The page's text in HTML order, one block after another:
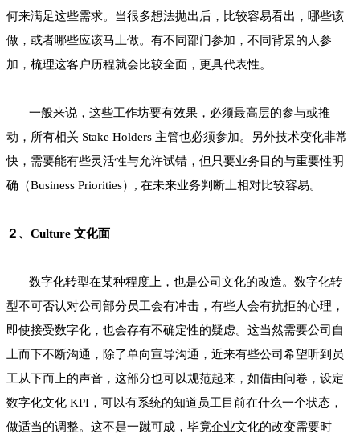
何来满足这些需求。当很多想法抛出后，比较容易看出，哪些该
做，或者哪些应该马上做。有不同部门参加，不同背景的人参
加，梳理这客户历程就会比较全面，更具代表性。
一般来说，这些工作坊要有效果，必须最高层的参与或推
动，所有相关 Stake Holders 主管也必须参加。另外技术变化非常
快，需要能有些灵活性与允许试错，但只要业务目的与重要性明
确（Business Priorities）, 在未来业务判断上相对比较容易。
２、Culture 文化面
数字化转型在某种程度上，也是公司文化的改造。数字化转
型不可否认对公司部分员工会有冲击，有些人会有抗拒的心理，
即使接受数字化，也会存有不确定性的疑虑。这当然需要公司自
上而下不断沟通，除了单向宣导沟通，近来有些公司希望听到员
工从下而上的声音，这部分也可以规范起来，如借由问卷，设定
数字化文化 KPI，可以有系统的知道员工目前在什么一个状态，
做适当的调整。这不是一蹴可成，毕竟企业文化的改变需要时